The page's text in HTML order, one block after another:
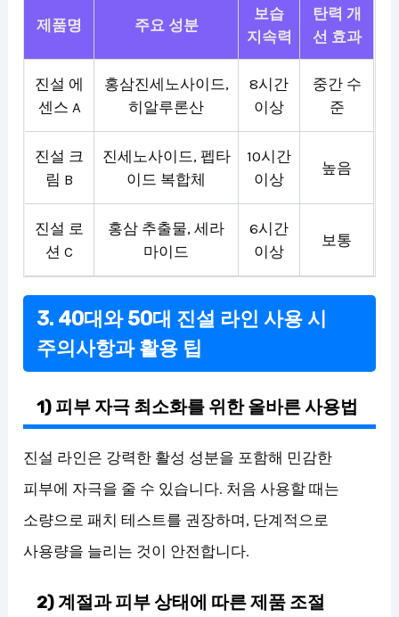
제품명 주요 성분
보습
지속력
탄력 개
선 효과
진설 에
센스 A
홍삼진세노사이드,
히알루론산
8시간
이상
중간 수
준
진설 크
림 B
진세노사이드, 펩타
이드 복합체
10시간
이상
높음
진설 로
션 C
홍삼 추출물, 세라
마이드
6시간
이상
보통
3. 40대와 50대 진설 라인 사용 시
주의사항과 활용 팁
1) 피부 자극 최소화를 위한 올바른 사용법
진설 라인은 강력한 활성 성분을 포함해 민감한
피부에 자극을 줄 수 있습니다. 처음 사용할 때는
소량으로 패치 테스트를 권장하며, 단계적으로
사용량을 늘리는 것이 안전합니다.
2) 계절과 피부 상태에 따른 제품 조절